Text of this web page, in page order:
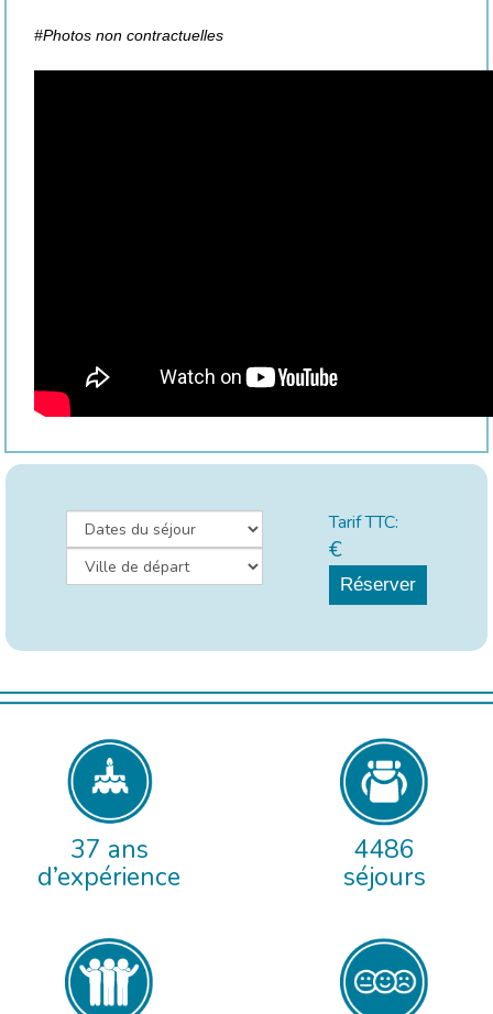
#Photos non contractuelles
Tarif TTC:
€
Réserver
37 ans
d’expérience
4486
séjours